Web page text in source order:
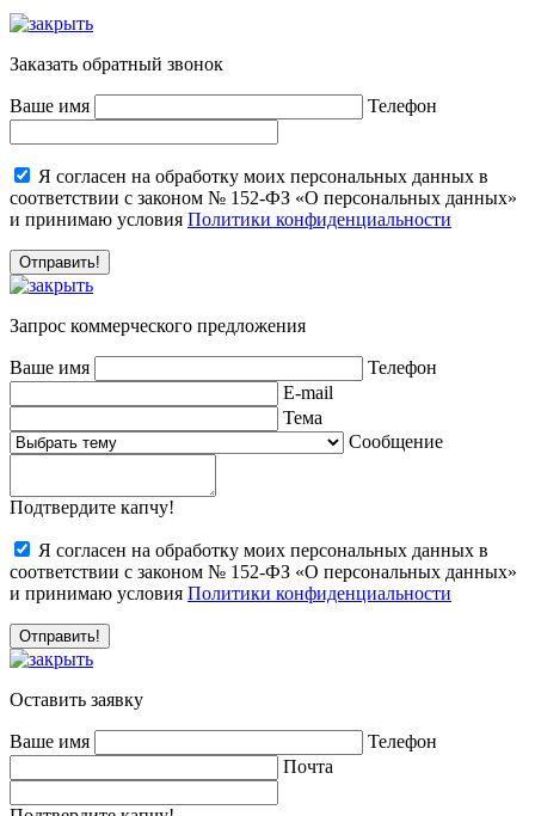
Заказать обратный звонок
Ваше имя Телефон
Я согласен на обработку моих персональных данных в
соответствии с законом № 152-ФЗ «О персональных данных»
и принимаю условия Политики конфиденциальности
Запрос коммерческого предложения
Ваше имя
Телефон
E-mail
Тема
Сообщение
Подтвердите капчу!
Я согласен на обработку моих персональных данных в
соответствии с законом № 152-ФЗ «О персональных данных»
и принимаю условия Политики конфиденциальности
Оставить заявку
Ваше имя
Телефон
Почта